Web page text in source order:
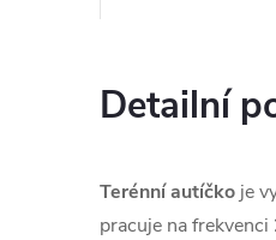
Detailní
Terénní autíčko je
pracuje na frekvenci